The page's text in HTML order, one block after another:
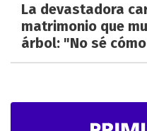
La devastadora
matrimonio que
árbol: "No sé